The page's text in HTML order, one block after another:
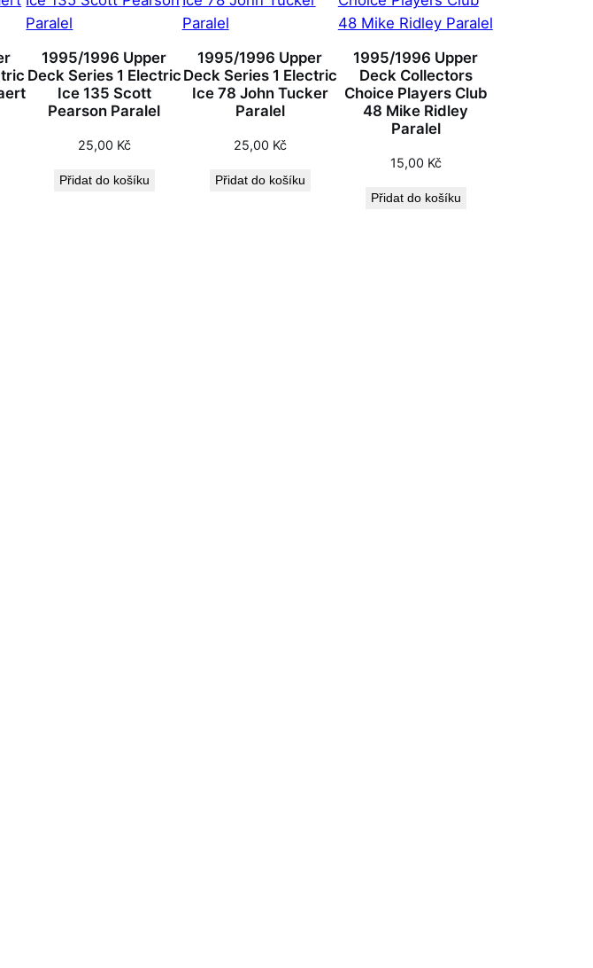
1995/1996 Upper
Deck Series 1 Electric
Ice 135 Scott
Pearson Paralel
25,00 Kč
Přidat do košíku
1995/1996 Upper
Deck Series 1 Electric
Ice 78 John Tucker
Paralel
25,00 Kč
Přidat do košíku
1995/1996 Upper
Deck Collectors
Choice Players Club
48 Mike Ridley
Paralel
15,00 Kč
Přidat do košíku